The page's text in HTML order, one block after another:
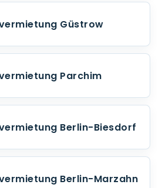
Güstrow
Parchim
Berlin-Biesdorf
Berlin-Marzahn